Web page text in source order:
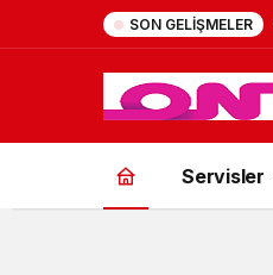
SON GELIŞMELER
Servisler